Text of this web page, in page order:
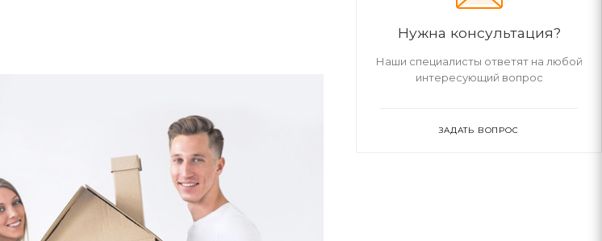
Нужна консультация?
Наши специалисты ответят на любой
интересующий вопрос
ЗАДАТЬ ВОПРОС